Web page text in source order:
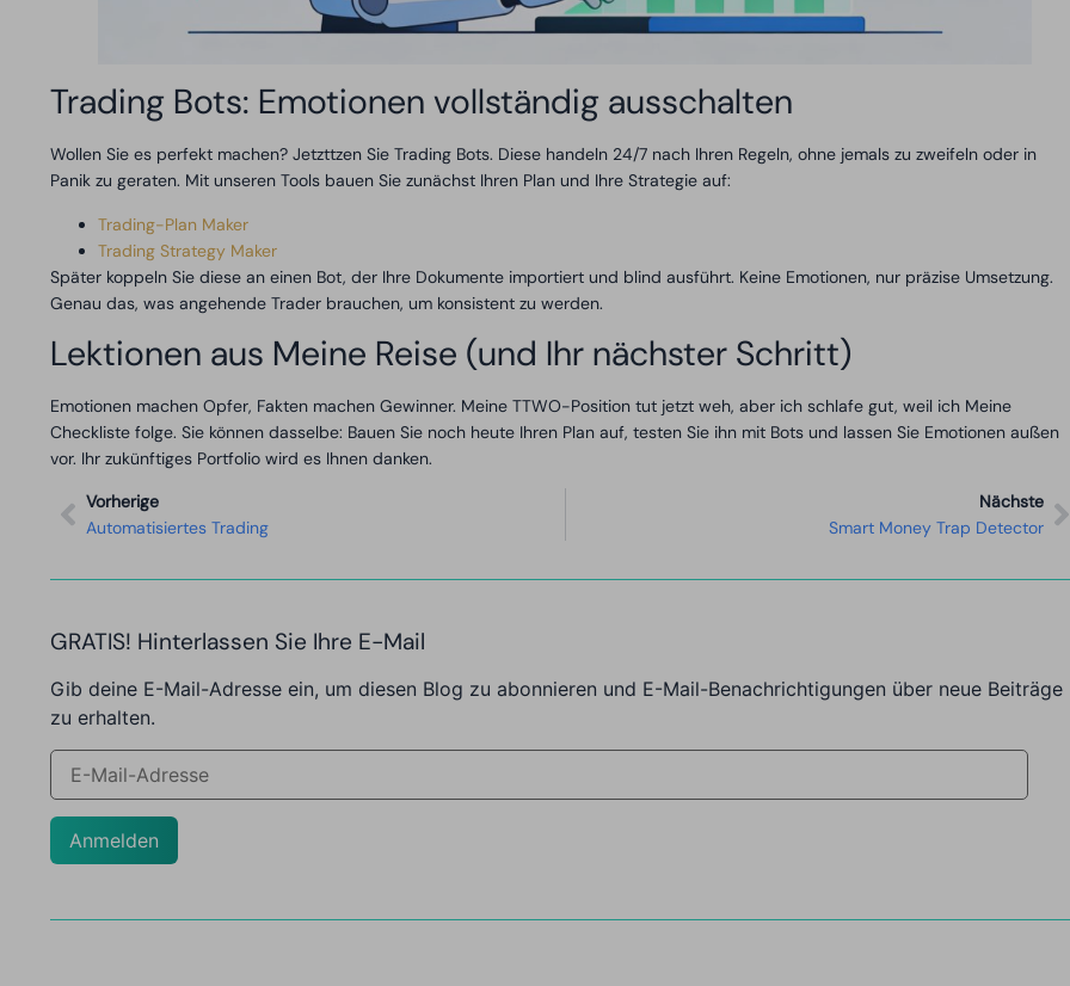
Trading Bots: Emotionen vollständig ausschalten
Wollen Sie es perfekt machen? Jetzttzen Sie Trading Bots. Diese handeln 24/7 nach Ihren Regeln, ohne jemals zu zweifeln oder in
Panik zu geraten. Mit unseren Tools bauen Sie zunächst Ihren Plan und Ihre Strategie auf:
Trading-Plan Maker
Trading Strategy Maker
Später koppeln Sie diese an einen Bot, der Ihre Dokumente importiert und blind ausführt. Keine Emotionen, nur präzise Umsetzung.
Genau das, was angehende Trader brauchen, um konsistent zu werden.
Lektionen aus Meine Reise (und Ihr nächster Schritt)
Emotionen machen Opfer, Fakten machen Gewinner. Meine TTWO-Position tut jetzt weh, aber ich schlafe gut, weil ich Meine
Checkliste folge. Sie können dasselbe: Bauen Sie noch heute Ihren Plan auf, testen Sie ihn mit Bots und lassen Sie Emotionen außen
vor. Ihr zukünftiges Portfolio wird es Ihnen danken.
Vorherige
Automatisiertes Trading
Nächste
Smart Money Trap Detector
GRATIS! Hinterlassen Sie Ihre E-Mail
Gib deine E-Mail-Adresse ein, um diesen Blog zu abonnieren und E-Mail-Benachrichtigungen über neue Beiträge
zu erhalten.
Anmelden